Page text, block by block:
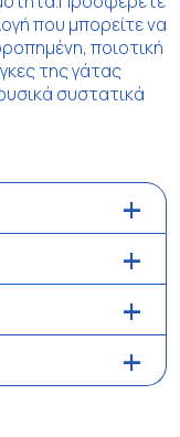
που μπορείτε να
ποιοτική
της γάτας
συστατικά